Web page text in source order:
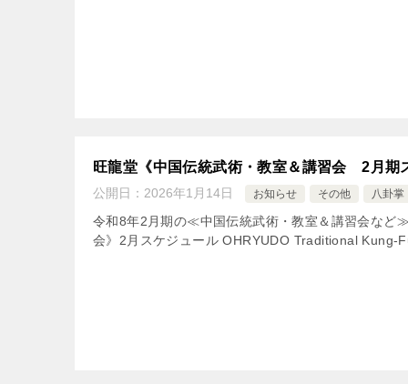
旺龍堂《中国伝統武術・教室＆講習会 2月期
公開日： 2026年1月14日 お知らせ その他 八卦掌
令和8年2月期の≪中国伝統武術・教室＆講習会な
会》2月スケジュール OHRYUDO Traditional